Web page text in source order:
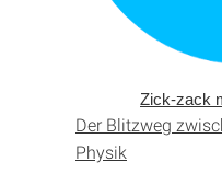
Zick-zack
Der Blitzweg
Physik